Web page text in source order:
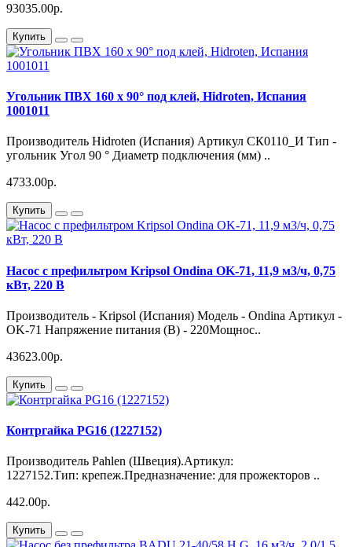
93035.00р.
Купить
Угольник ПВХ 160 х 90° под клей, Hidroten, Испания
1001011
Производитель Hidroten (Испания) Артикул СК0110_И Тип -
угольник Угол 90 ° Диаметр подключения (мм) ..
4733.00р.
Купить
Насос с префильтром Kripsol Ondina OK-71, 11,9 м3/ч, 0,75
кВт, 220 В
Производитель - Kripsol (Испания) Модель - Ondina Артикул -
OK-71 Напряжение питания (В) - 220Мощнос..
43623.00р.
Купить
Контргайка PG16 (1227152)
Производитель Pahlen (Швеция).Артикул:
1227152.Тип: крепеж.Предназначение: для прожекторов ..
442.00р.
Купить